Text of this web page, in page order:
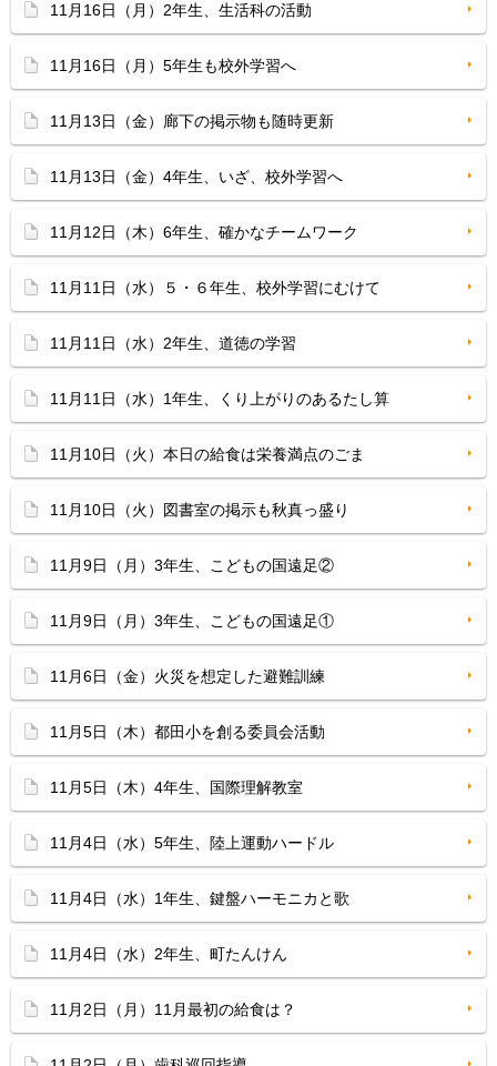
11月16日（月）2年生、生活科の活動
11月16日（月）5年生も校外学習へ
11月13日（金）廊下の掲示物も随時更新
11月13日（金）4年生、いざ、校外学習へ
11月12日（木）6年生、確かなチームワーク
11月11日（水）５・６年生、校外学習にむけて
11月11日（水）2年生、道徳の学習
11月11日（水）1年生、くり上がりのあるたし算
11月10日（火）本日の給食は栄養満点のごま
11月10日（火）図書室の掲示も秋真っ盛り
11月9日（月）3年生、こどもの国遠足②
11月9日（月）3年生、こどもの国遠足①
11月6日（金）火災を想定した避難訓練
11月5日（木）都田小を創る委員会活動
11月5日（木）4年生、国際理解教室
11月4日（水）5年生、陸上運動ハードル
11月4日（水）1年生、鍵盤ハーモニカと歌
11月4日（水）2年生、町たんけん
11月2日（月）11月最初の給食は？